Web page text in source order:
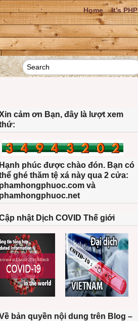
Home It’s PHP
cảm ơn Bạn, đây là lượt xem
phúc được chào đón. Bạn có
ghé thăm tệ xá này qua 2 cửa:
và
nhật Dịch COVID Thế giới
bản quyền nội dung trên Blog –